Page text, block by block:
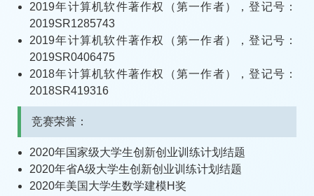
2019年计算机软件著作权（第一作者），登记号：
2019SR1285743
2019年计算机软件著作权（第一作者），登记号：
2019SR0406475
2018年计算机软件著作权（第一作者），登记号：
2018SR419316
竞赛荣誉：
2020年国家级大学生创新创业训练计划结题
2020年省A级大学生创新创业训练计划结题
2020年美国大学生数学建模H奖